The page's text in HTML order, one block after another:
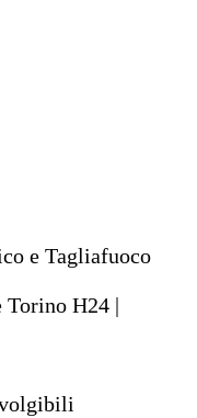
e Tagliafuoco
Torino H24 |